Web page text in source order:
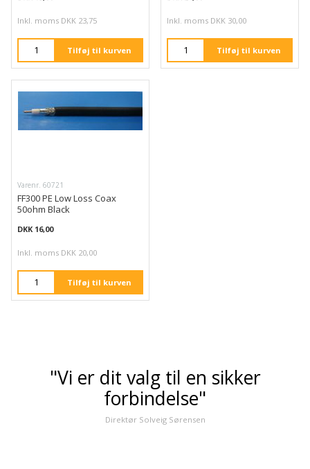
Inkl. moms DKK 23,75
Tilføj til kurven
Inkl. moms DKK 30,00
Tilføj til kurven
Varenr. 60721
FF300 PE Low Loss Coax
50ohm Black
DKK 16,00
Inkl. moms DKK 20,00
Tilføj til kurven
"Vi er dit valg til en sikker
forbindelse"
Direktør Solveig Sørensen